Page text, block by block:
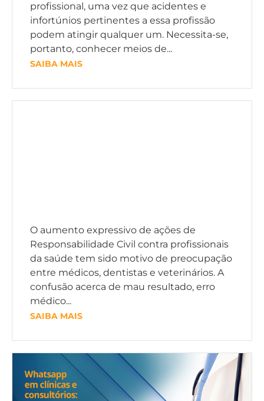
profissional, uma vez que acidentes e
infortúnios pertinentes a essa profissão
podem atingir qualquer um. Necessita-se,
portanto, conhecer meios de...
SAIBA MAIS
O aumento expressivo de ações de
Responsabilidade Civil contra profissionais
da saúde tem sido motivo de preocupação
entre médicos, dentistas e veterinários. A
confusão acerca de mau resultado, erro
médico...
SAIBA MAIS